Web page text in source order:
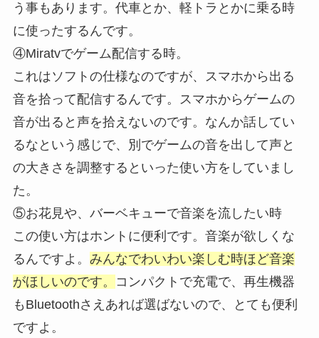
う事もあります。代車とか、軽トラとかに乗る時
に使ったするんです。
④Miratvでゲーム配信する時。
これはソフトの仕様なのですが、スマホから出る
音を拾って配信するんです。スマホからゲームの
音が出ると声を拾えないのです。なんか話してい
るなという感じで、別でゲームの音を出して声と
の大きさを調整するといった使い方をしていまし
た。
⑤お花見や、バーベキューで音楽を流したい時
この使い方はホントに便利です。音楽が欲しくな
るんですよ。 みんなでわいわい楽しむ時ほど音楽
がほしいのです。
コンパクトで充電で、再生機器
もBluetoothさえあれば選ばないので、とても便利
ですよ。